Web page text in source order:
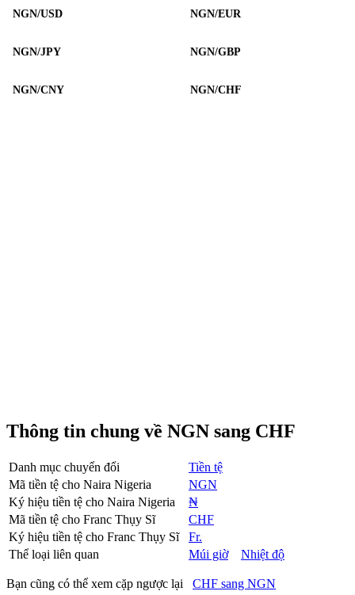
NGN/USD NGN/EUR
NGN/JPY NGN/GBP
NGN/CNY NGN/CHF
Thông tin chung về NGN sang CHF
Danh mục chuyển đổi
Tiền tệ
Mã tiền tệ cho Naira Nigeria
NGN
Ký hiệu tiền tệ cho Naira Nigeria
₦
Mã tiền tệ cho Franc Thụy Sĩ
CHF
Ký hiệu tiền tệ cho Franc Thụy Sĩ
Fr.
Thể loại liên quan
Múi giờ Nhiệt độ
Bạn cũng có thể xem cặp ngược lại CHF sang NGN